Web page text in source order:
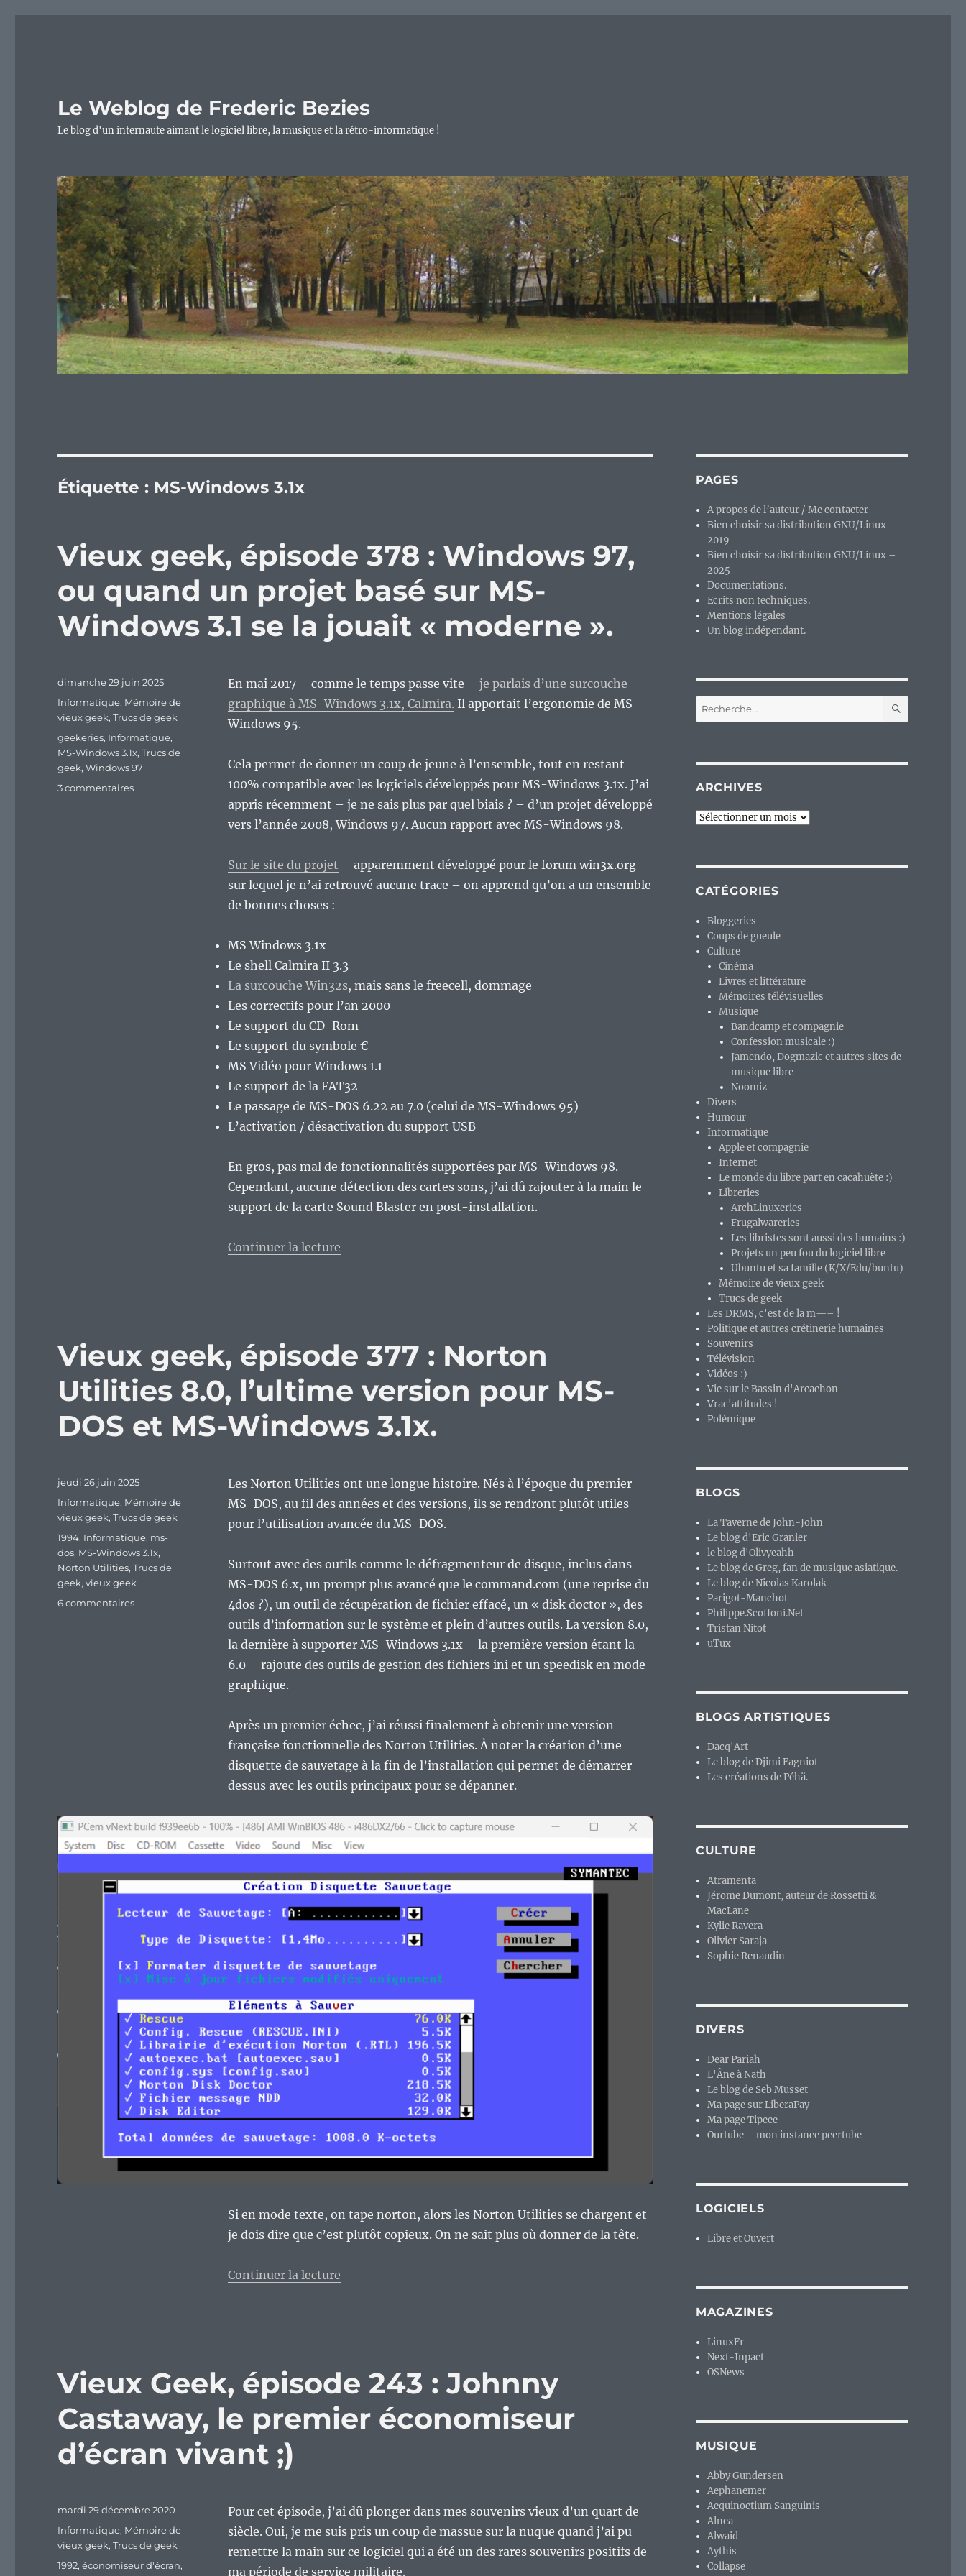
Le Weblog de Frederic Bezies
Le blog d'un internaute aimant le logiciel libre, la musique et la rétro-informatique !
Étiquette : MS-Windows 3.1x
Vieux geek, épisode 378 : Windows 97,
ou quand un projet basé sur MS-
Windows 3.1 se la jouait « moderne ».
En mai 2017 – comme le temps passe vite – je parlais d’une surcouche
graphique à MS-Windows 3.1x, Calmira. Il apportait l’ergonomie de MS-
Windows 95.
Cela permet de donner un coup de jeune à l’ensemble, tout en restant
100% compatible avec les logiciels développés pour MS-Windows 3.1x. J’ai
appris récemment – je ne sais plus par quel biais ? – d’un projet développé
vers l’année 2008, Windows 97. Aucun rapport avec MS-Windows 98.
Sur le site du projet – apparemment développé pour le forum win3x.org
sur lequel je n’ai retrouvé aucune trace – on apprend qu’on a un ensemble
de bonnes choses :
MS Windows 3.1x
Le shell Calmira II 3.3
La surcouche Win32s, mais sans le freecell, dommage
Les correctifs pour l’an 2000
Le support du CD-Rom
Le support du symbole €
MS Vidéo pour Windows 1.1
Le support de la FAT32
Le passage de MS-DOS 6.22 au 7.0 (celui de MS-Windows 95)
L’activation / désactivation du support USB
En gros, pas mal de fonctionnalités supportées par MS-Windows 98.
Cependant, aucune détection des cartes sons, j’ai dû rajouter à la main le
support de la carte Sound Blaster en post-installation.
Continuer la lecturede « Vieux geek, épisode 378 : Windows 97, ou quand un projet basé sur MS-Windows 3.1 se la jouait «
Publié
dimanche 29 juin 2025
Catégories
Informatique, Mémoire de
vieux geek,Trucs de geek
Étiquettes
geekeries, Informatique,
MS-Windows 3.1x,Trucs de
geek,Windows 97
3 commentairessur
Vieux geek, épisode 377 : Norton
Utilities 8.0, l’ultime version pour MS-
DOS et MS-Windows 3.1x.
Les Norton Utilities ont une longue histoire. Nés à l’époque du premier
MS-DOS, au fil des années et des versions, ils se rendront plutôt utiles
pour l’utilisation avancée du MS-DOS.
Surtout avec des outils comme le défragmenteur de disque, inclus dans
MS-DOS 6.x, un prompt plus avancé que le command.com (une reprise du
4dos ?), un outil de récupération de fichier effacé, un « disk doctor », des
outils d’information sur le système et plein d’autres outils. La version 8.0,
la dernière à supporter MS-Windows 3.1x – la première version étant la
6.0 – rajoute des outils de gestion des fichiers ini et un speedisk en mode
graphique.
Après un premier échec, j’ai réussi finalement à obtenir une version
française fonctionnelle des Norton Utilities. À noter la création d’une
disquette de sauvetage à la fin de l’installation qui permet de démarrer
dessus avec les outils principaux pour se dépanner.
Si en mode texte, on tape norton, alors les Norton Utilities se chargent et
je dois dire que c’est plutôt copieux. On ne sait plus où donner de la tête.
Continuer la lecturede « Vieux geek, épisode 377 : Norton Utilities 8.0, l’ultime version pour MS-DOS et MS-Windows 3.1x. »
Publié
jeudi 26 juin 2025
Catégories
Informatique, Mémoire de
vieux geek,Trucs de geek
Étiquettes
1994, Informatique, ms-
dos, MS-Windows 3.1x,
Norton Utilities,Trucs de
geek,vieux geek
6 commentairessur
MS-
Windows
Vieux Geek, épisode 243 : Johnny
Castaway, le premier économiseur
d’écran vivant ;)
Pour cet épisode, j’ai dû plonger dans mes souvenirs vieux d’un quart de
siècle. Oui, je me suis pris un coup de massue sur la nuque quand j’ai pu
remettre la main sur ce logiciel qui a été un des rares souvenirs positifs de
ma période de service militaire.
Publié
mardi 29 décembre 2020
Catégories
Informatique, Mémoire de
vieux geek,Trucs de geek
Étiquettes
1992,économiseur d'écran,
PAGES
A propos de l’auteur / Me contacter
Bien choisir sa distribution GNU/Linux –
2019
Bien choisir sa distribution GNU/Linux –
2025
Documentations.
Ecrits non techniques.
Mentions légales
Un blog indépendant.
Recherche
pour :
ARCHIVES
Archives
CATÉGORIES
Bloggeries
Coups de gueule
Culture
Cinéma
Livres et littérature
Mémoires télévisuelles
Musique
Bandcamp et compagnie
Confession musicale :)
Jamendo, Dogmazic et autres sites de
musique libre
Noomiz
Divers
Humour
Informatique
Apple et compagnie
Internet
Le monde du libre part en cacahuète :)
Libreries
ArchLinuxeries
Frugalwareries
Les libristes sont aussi des humains :)
Projets un peu fou du logiciel libre
Ubuntu et sa famille (K/X/Edu/buntu)
Mémoire de vieux geek
Trucs de geek
Les DRMS, c'est de la m—– !
Politique et autres crétinerie humaines
Souvenirs
Télévision
Vidéos :)
Vie sur le Bassin d'Arcachon
Vrac'attitudes !
Polémique
BLOGS
La Taverne de John-John
Le blog d'Eric Granier
le blog d'Olivyeahh
Le blog de Greg, fan de musique asiatique.
Le blog de Nicolas Karolak
Parigot-Manchot
Philippe.Scoffoni.Net
Tristan Nitot
uTux
BLOGS ARTISTIQUES
Dacq'Art
Le blog de Djimi Fagniot
Les créations de Péhä.
CULTURE
Atramenta
Jérome Dumont, auteur de Rossetti &
MacLane
Kylie Ravera
Olivier Saraja
Sophie Renaudin
DIVERS
Dear Pariah
L'Âne à Nath
Le blog de Seb Musset
Ma page sur LiberaPay
Ma page Tipeee
Ourtube – mon instance peertube
LOGICIELS
Libre et Ouvert
MAGAZINES
LinuxFr
Next-Inpact
OSNews
MUSIQUE
Abby Gundersen
Aephanemer
Aequinoctium Sanguinis
Alnea
Alwaid
Aythis
Collapse